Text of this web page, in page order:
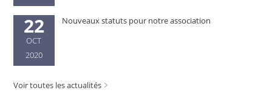
22
OCT
2020
Nouveaux statuts pour notre association
Voir toutes les actualités